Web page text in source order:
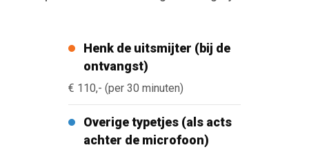
Henk de uitsmijter (bij de
ontvangst)
€ 110,- (per 30 minuten)
Overige typetjes (als acts
achter de microfoon)